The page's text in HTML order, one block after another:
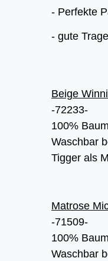
- Perfekte
- gute
Beige
-72233-
100%
Waschbar
Tigger als
Matrose
-71509-
100%
Waschbar